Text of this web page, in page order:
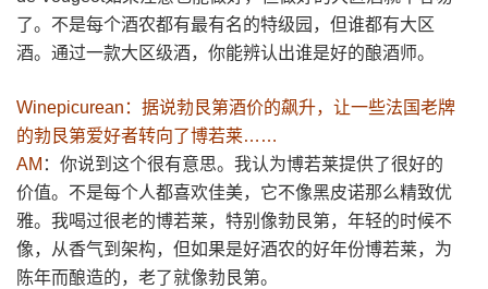
了。不是每个酒农都有最有名的特级园，但谁都有大区
酒。通过一款大区级酒，你能辨认出谁是好的酿酒师。
Winepicurean：据说勃艮第酒价的飙升，让一些法国老牌
的勃艮第爱好者转向了博若莱……
AM ：你说到这个很有意思。我认为博若莱提供了很好的
价值。不是每个人都喜欢佳美，它不像黑皮诺那么精致优
雅。我喝过很老的博若莱，特别像勃艮第，年轻的时候不
像，从香气到架构，但如果是好酒农的好年份博若莱，为
陈年而酿造的，老了就像勃艮第。